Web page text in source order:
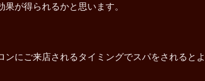
が得られるかと思います。
ンにご来店されるタイミングでスパをされると